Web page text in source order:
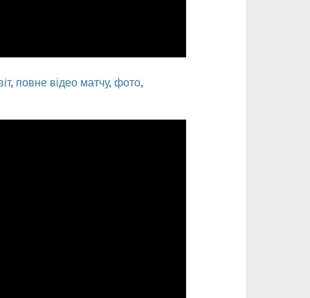
, повне відео матчу, фото,